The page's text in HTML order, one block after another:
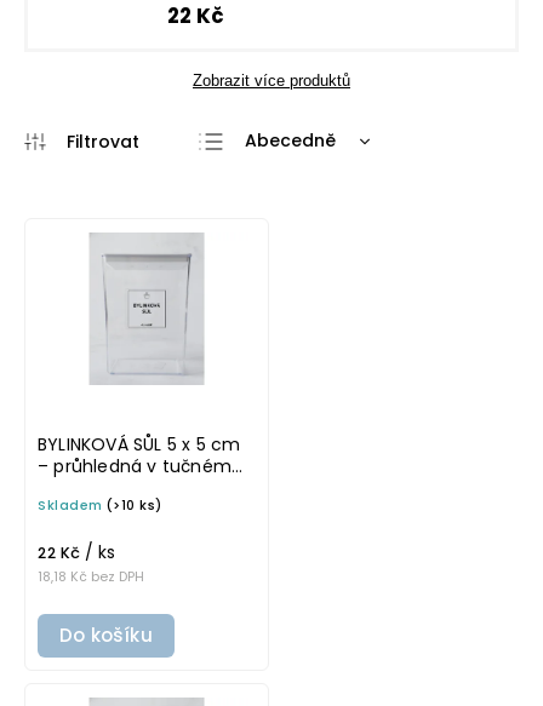
22 Kč
Zobrazit více produktů
Abecedně
BYLINKOVÁ SŮL 5 x 5 cm
– průhledná v tučném
samolepka na
Skladem (>10 ks)
18,18 Kč bez DPH
22 Kč / ks
Do košíku